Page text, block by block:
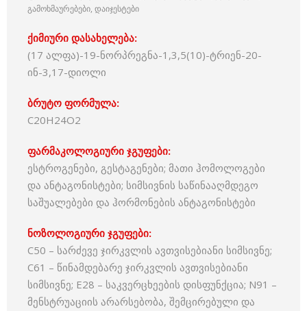
გამოხმაურებები, დაიჯესტები
ქიმიური დასახელება:
(17 ალფა)-19-ნორპრეგნა-1,3,5(10)-ტრიენ-20-
ინ-3,17-დიოლი
ბრუტო ფორმულა:
C20H24O2
ფარმაკოლოგიური ჯგუფები:
ესტროგენები, გესტაგენები; მათი ჰომოლოგები
და ანტაგონისტები; სიმსივნის საწინააღმდეგო
საშუალებები და ჰორმონების ანტაგონისტები
ნოზოლოგიური ჯგუფები:
C50 – სარძევე ჯირკვლის ავთვისებიანი სიმსივნე;
C61 – წინამდებარე ჯირკვლის ავთვისებიანი
სიმსივნე; E28 – საკვერცხეების დისფუნქცია; N91 –
მენსტრუაციის არარსებობა, შემცირებული და